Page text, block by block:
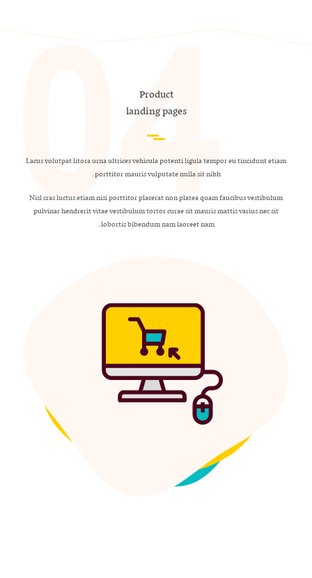
Product
landing pages
Lacus volutpat litora urna ultrices vehicula potenti ligula tempor eu tincidunt etiam
porttitor mauris vulputate nulla sit nibh.
Nisl cras luctus etiam nisi porttitor placerat non platea quam faucibus vestibulum
pulvinar hendrerit vitae vestibulum tortor curae sit mauris mattis varius nec sit
lobortis bibendum nam laoreet nam.